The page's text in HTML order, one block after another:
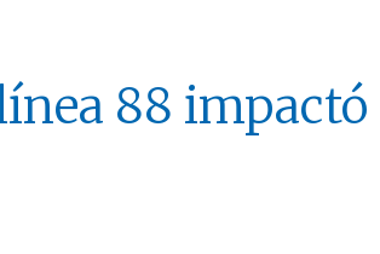
88 impactó